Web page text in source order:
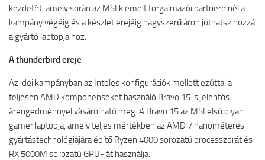
kezdetét, amely során az MSI kiemelt forgalmazói partnereinél a
kampány végéig és a készlet erejéig nagyszerű áron juthatsz hozzá
a gyártó laptopjaihoz.
Athunderbird ereje
Az idei kampányban az Inteles konfigurációk mellett ezúttal a
teljesen AMD komponenseket használó Bravo 15 is jelentős
árengedménnyel vásárolható meg. A Bravo 15 az MSI első olyan
gamer laptopja, amely teljes mértékben az AMD 7 nanométeres
gyártástechnológiájára építő Ryzen 4000 sorozatú processzorát és
RX 5000M sorozatú GPU-ját használja.